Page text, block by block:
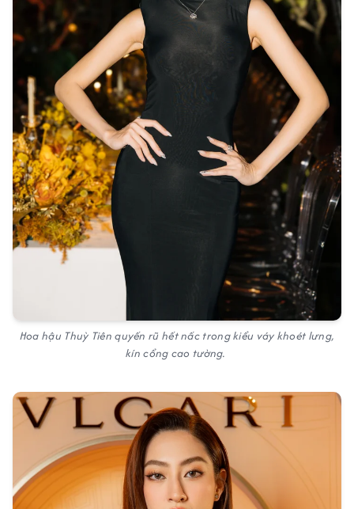
Hoa hậu Thuỳ Tiên quyến rũ hết nấc trong kiểu váy khoét lưng,
kín cổng cao tường.